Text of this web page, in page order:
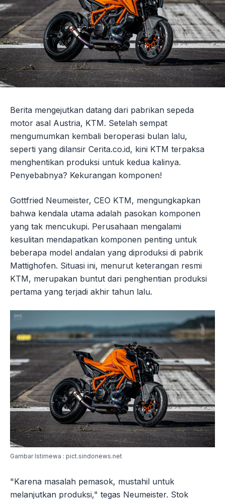
Berita mengejutkan datang dari pabrikan sepeda
motor asal Austria, KTM. Setelah sempat
mengumumkan kembali beroperasi bulan lalu,
seperti yang dilansir Cerita.co.id, kini KTM terpaksa
menghentikan produksi untuk kedua kalinya.
Penyebabnya? Kekurangan komponen!
Gottfried Neumeister, CEO KTM, mengungkapkan
bahwa kendala utama adalah pasokan komponen
yang tak mencukupi. Perusahaan mengalami
kesulitan mendapatkan komponen penting untuk
beberapa model andalan yang diproduksi di pabrik
Mattighofen. Situasi ini, menurut keterangan resmi
KTM, merupakan buntut dari penghentian produksi
pertama yang terjadi akhir tahun lalu.
Gambar Istimewa : pict.sindonews.net
"Karena masalah pemasok, mustahil untuk
melanjutkan produksi," tegas Neumeister. Stok